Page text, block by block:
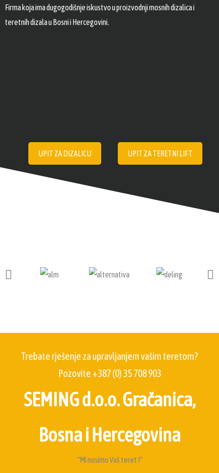
Firma koja ima dugogodišnje iskustvo u proizvodnji mosnih dizalica i
teretnih dizala u Bosni i Hercegovini.
UPIT ZA DIZALICU UPIT ZA TERETNI LIFT
Trebate rješenje za upravljanjem vašim teretom?
Pozovite +387 (0) 35 708 903
SEMING d.o.o. Gračanica,
Bosna i Hercegovina
"Mi nosimo Vaš teret !"